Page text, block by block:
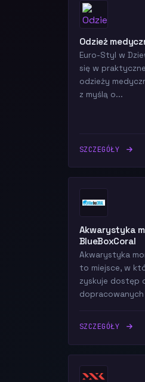
Odzież
Euro-Styl w
się w
odzieży
z myślą o...
SZCZEGÓŁY
Akwarystyka
BlueBoxCoral
Akwarystyka
to miejsce, w
zyskuje dostęp
SZCZEGÓŁY